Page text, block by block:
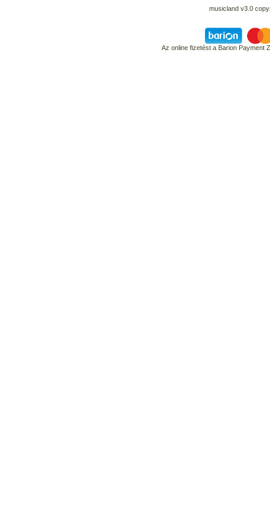
musicland v3.0
Az online fizetést a Barion Payment